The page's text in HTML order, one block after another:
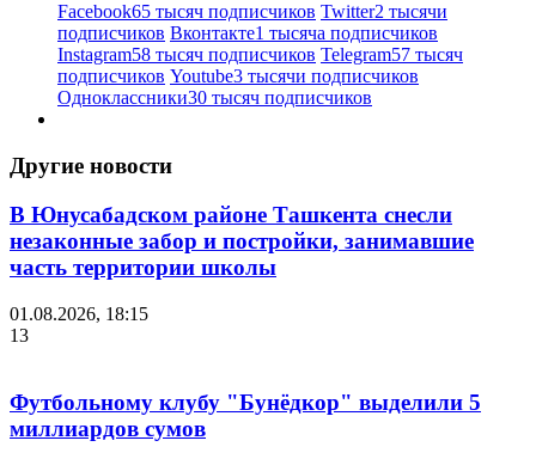
Facebook65 тысяч подписчиков Twitter2 тысячи
подписчиков Вконтакте1 тысяча подписчиков
Instagram58 тысяч подписчиков Telegram57 тысяч
подписчиков Youtube3 тысячи подписчиков
Одноклассники30 тысяч подписчиков
Другие новости
В Юнусабадском районе Ташкента снесли
незаконные забор и постройки, занимавшие
часть территории школы
01.08.2026, 18:15
13
Футбольному клубу "Бунёдкор" выделили 5
миллиардов сумов